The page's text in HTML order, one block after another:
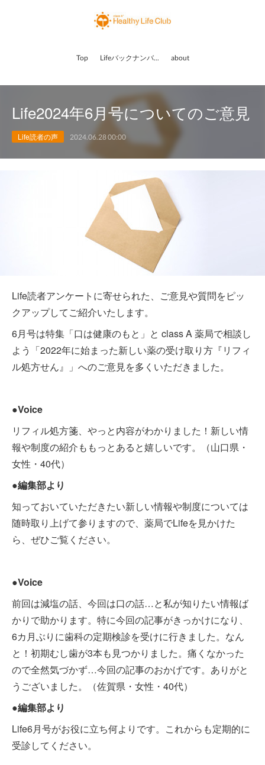
Top Lifeバックナンバー about
Life2024年6月号についてのご意見
Life読者の声 2024.06.28 00:00
Life読者アンケートに寄せられた、ご意見や質問をピッ
クアップしてご紹介いたします。
6月号は特集「口は健康のもと」と class A 薬局で相談し
よう「2022年に始まった新しい薬の受け取り方『リフィ
ル処方せん』」へのご意見を多くいただきました。
●Voice
リフィル処方箋、やっと内容がわかりました！新しい情
報や制度の紹介ももっとあると嬉しいです。（山口県・
女性・40代）
●編集部より
知っておいていただきたい新しい情報や制度については
随時取り上げて参りますので、薬局でLifeを見かけた
ら、ぜひご覧ください。
●Voice
前回は減塩の話、今回は口の話…と私が知りたい情報ば
かりで助かります。特に今回の記事がきっかけになり、
6カ月ぶりに歯科の定期検診を受けに行きました。なん
と！初期むし歯が3本も見つかりました。痛くなかった
ので全然気づかず…今回の記事のおかげです。ありがと
うございました。（佐賀県・女性・40代）
●編集部より
Life6月号がお役に立ち何よりです。これからも定期的に
受診してください。